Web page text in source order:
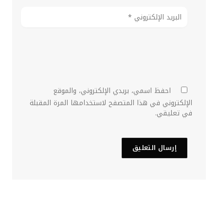
احفظ اسمي، بريدي الإلكتروني، والموقع
الإلكتروني في هذا المتصفح لاستخدامها المرة المقبلة
في تعليقي.